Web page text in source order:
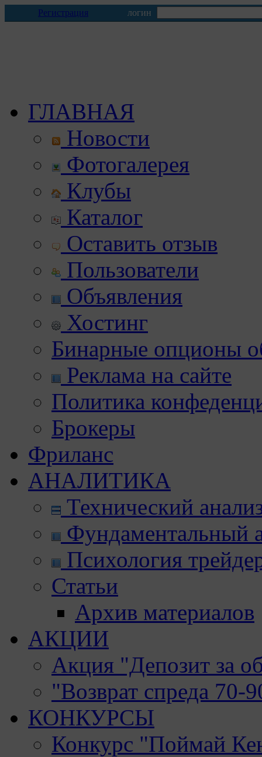
Регистрация логин
ГЛАВНАЯ
Новости
Фотогалерея
Клубы
Каталог
Оставить отзыв
Пользователи
Объявления
Хостинг
Бинарные опционы
Реклама на сайте
Политика
Брокеры
Фриланс
АНАЛИТИКА
Технический
Фундаментальный
Психология
Статьи
Архив материалов
АКЦИИ
Акция "Депозит за
"Возврат спреда 70-
КОНКУРСЫ
Конкурс "Поймай